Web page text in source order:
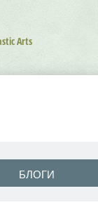
Arts
БЛОГИ